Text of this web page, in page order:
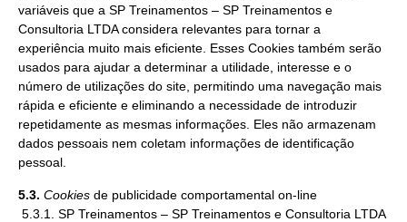
variáveis que a SP Treinamentos – SP Treinamentos e
Consultoria LTDA considera relevantes para tornar a
experiência muito mais eficiente. Esses Cookies também serão
usados para ajudar a determinar a utilidade, interesse e o
número de utilizações do site, permitindo uma navegação mais
rápida e eficiente e eliminando a necessidade de introduzir
repetidamente as mesmas informações. Eles não armazenam
dados pessoais nem coletam informações de identificação
pessoal.
5.3. Cookies de publicidade comportamental on-line
5.3.1. SP Treinamentos – SP Treinamentos e Consultoria LTDA